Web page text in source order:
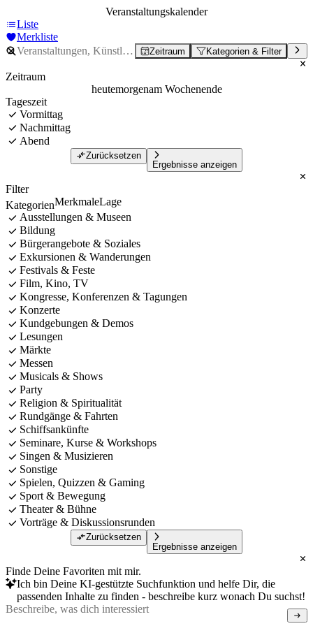
Veranstaltungskalender
Liste
Merkliste
Zeitraum Kategorien & Filter
Zeitraum
heutemorgenam Wochenende
Tageszeit
Vormittag
Nachmittag
Abend
Zurücksetzen
Ergebnisse anzeigen
Filter
KategorienMerkmaleLage
Ausstellungen & Museen
Bildung
Bürgerangebote & Soziales
Exkursionen & Wanderungen
Festivals & Feste
Film, Kino, TV
Kongresse, Konferenzen & Tagungen
Konzerte
Kundgebungen & Demos
Lesungen
Märkte
Messen
Musicals & Shows
Party
Religion & Spiritualität
Rundgänge & Fahrten
Schiffsankünfte
Seminare, Kurse & Workshops
Singen & Musizieren
Sonstige
Spielen, Quizzen & Gaming
Sport & Bewegung
Theater & Bühne
Vorträge & Diskussionsrunden
Zurücksetzen
Ergebnisse anzeigen
Finde Deine Favoriten mit mir.
Ich bin Deine KI-gestützte Suchfunktion und helfe Dir, die
passenden Inhalte zu finden - beschreibe kurz wonach Du suchst!